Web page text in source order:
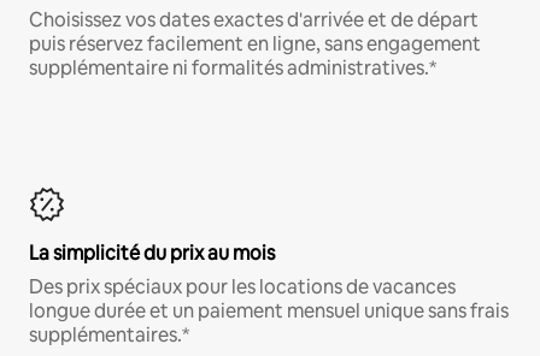
Choisissez vos dates exactes d'arrivée et de départ
puis réservez facilement en ligne, sans engagement
supplémentaire ni formalités administratives.*
La simplicité du prix au mois
Des prix spéciaux pour les locations de vacances
longue durée et un paiement mensuel unique sans frais
supplémentaires.*